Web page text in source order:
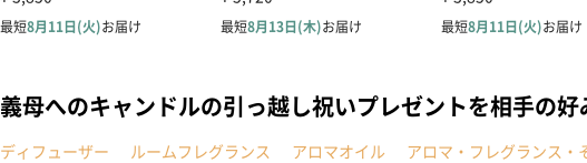
義母へのキャンドルの引っ越し祝いプレゼントを相手の
ディフューザー ルームフレグランス アロマオイル アロマ・フレグランス・